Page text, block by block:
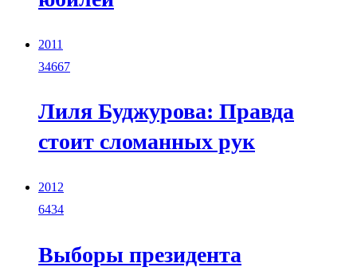
2011
34667
Лиля Буджурова: Правда
стоит сломанных рук
2012
6434
Выборы президента